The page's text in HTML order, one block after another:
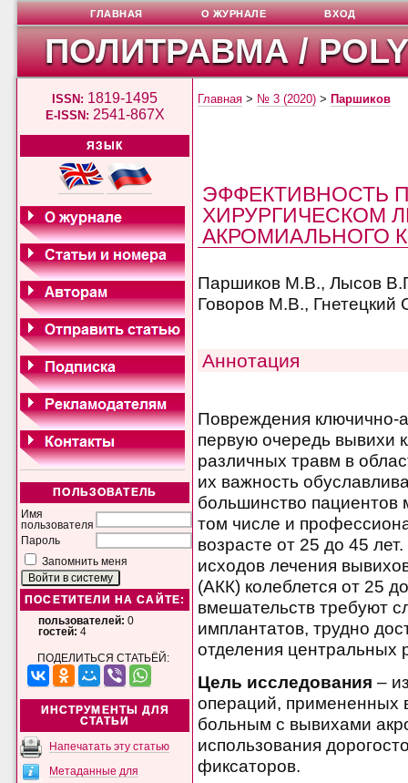
ПОЛИТРАВМА /
ISSN: 1819-1495
E-ISSN: 2541-867X
ЯЗЫК
ПОЛЬЗОВАТЕЛЬ
Имя
пользователя
Пароль
Запомнить меня
ПОСЕТИТЕЛИ НА САЙТЕ:
пользователей: 0
гостей: 4
ПОДЕЛИТЬСЯ СТАТЬЁЙ:
ИНСТРУМЕНТЫ ДЛЯ
СТАТЬИ
Напечатать эту статью
Метаданные для
ГЛАВНАЯ О ЖУРНАЛЕ ВХОД
Главная > № 3 (2020) > Паршиков
ЭФФЕКТИВНОСТЬ
ХИРУРГИЧЕСКОМ
АКРОМИАЛЬНОГО
Паршиков М.В., Лысов
Говоров М.В.,
Аннотация
Повреждения ключично-
первую очередь
различных травм в
их важность
большинство
том числе и
возрасте от 25 до 45
исходов лечения
(АКК) колеблется от 25
вмешательств требуют
имплантатов, трудно
отделения центральных
Цель исследования –
операций, примененных
больным с вывихами
использования
фиксаторов.